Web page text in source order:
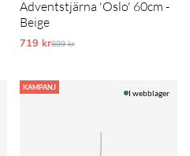
Adventstjärna 'Oslo' 60cm -
Beige
719 krOrdinarie pris:
899 kr
KAMPANJ
I webblager